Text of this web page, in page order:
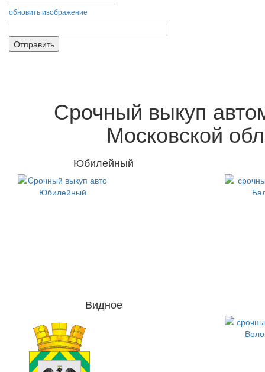
обновить изображение
Срочный выкуп
Московской
Юбилейный
Видное